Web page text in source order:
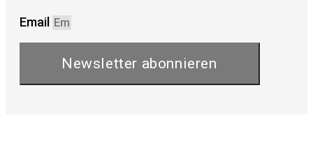
Email
Newsletter abonnieren